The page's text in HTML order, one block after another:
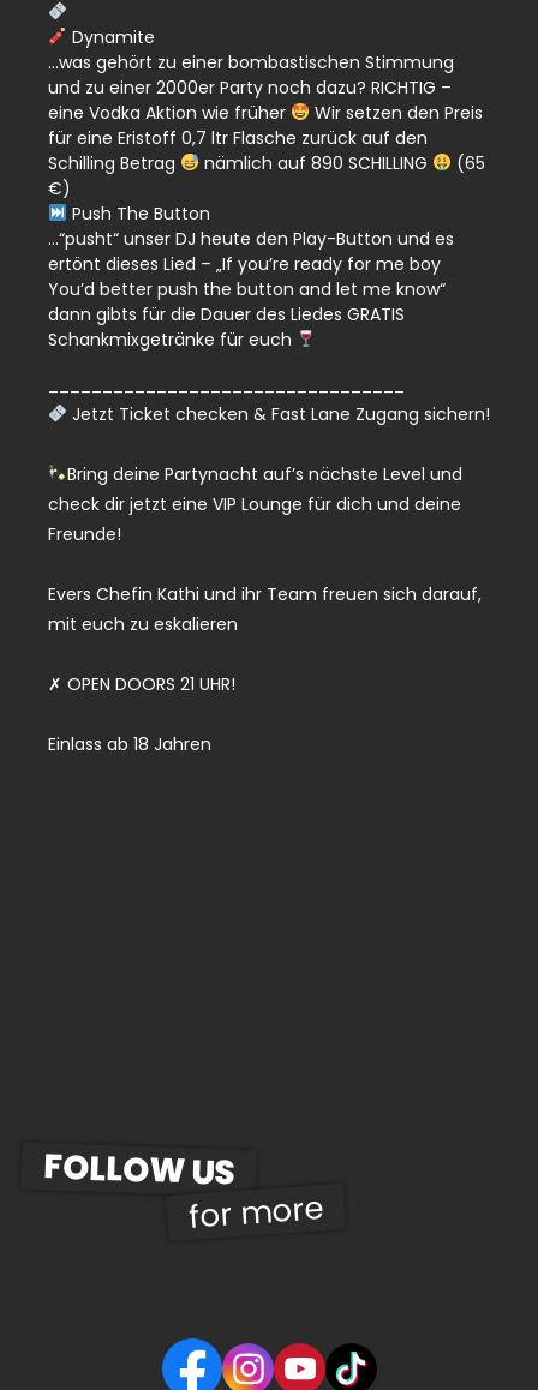
Dynamite
…was gehört zu einer bombastischen Stimmung
und zu einer 2000er Party noch dazu? RICHTIG –
eine Vodka Aktion wie früher
Wir setzen den Preis
für eine Eristoff 0,7 ltr Flasche zurück auf den
Schilling Betrag
nämlich auf 890 SCHILLING
(65
€)
Push The Button
…“pusht“ unser DJ heute den Play-Button und es
ertönt dieses Lied – „If you’re ready for me boy
You’d better push the button and let me know“
dann gibts für die Dauer des Liedes GRATIS
Schankmixgetränke für euch
Jetzt Ticket checken & Fast Lane Zugang sichern!
Bring deine Partynacht auf’s nächste Level und
check dir jetzt eine VIP Lounge für dich und deine
Freunde!
Evers Chefin Kathi und ihr Team freuen sich darauf,
mit euch zu eskalieren
✗ OPEN DOORS 21 UHR!
Einlass ab 18 Jahren
FOLLOW US
for more